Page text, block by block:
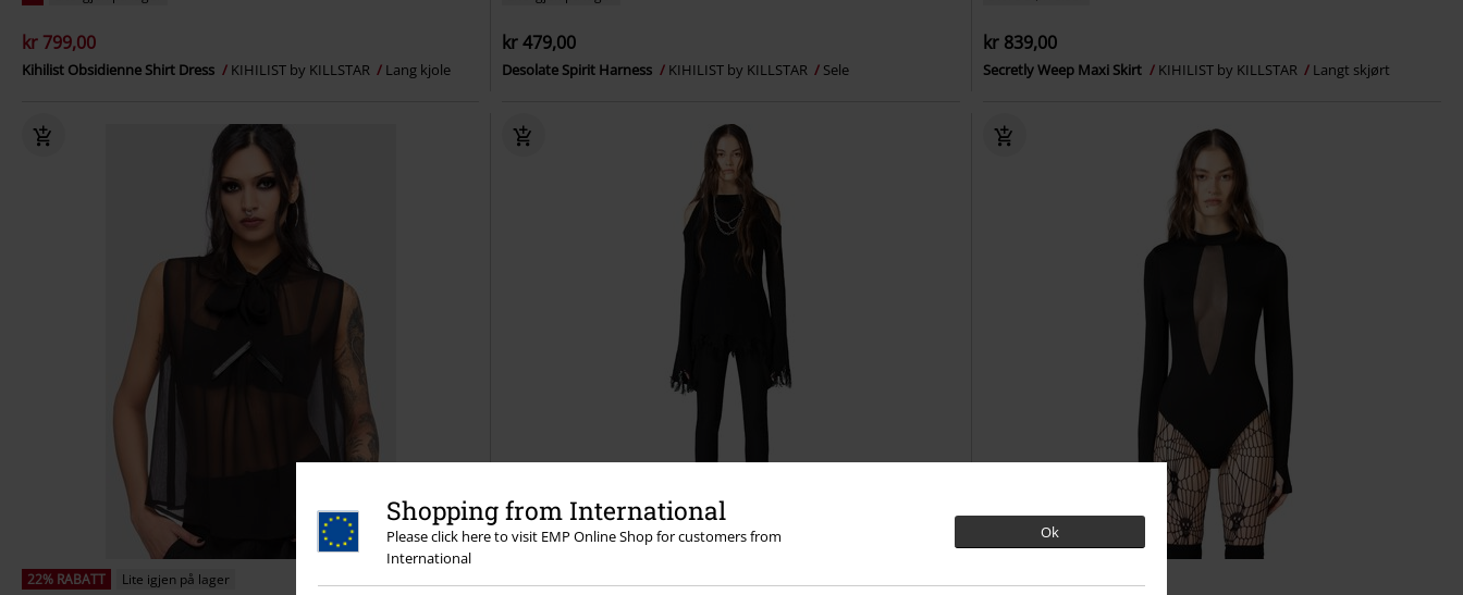
Shopping from International
Please click here to visit EMP Online Shop for customers from
International
Ok
kr 799,00
Kihilist Obsidienne Shirt Dress KIHILIST by KILLSTAR Lang kjole
kr 479,00
Desolate Spirit Harness KIHILIST by KILLSTAR Sele
kr 839,00
Secretly Weep Maxi Skirt KIHILIST by KILLSTAR Langt skjørt
22% RABATT
Lite igjen på lager